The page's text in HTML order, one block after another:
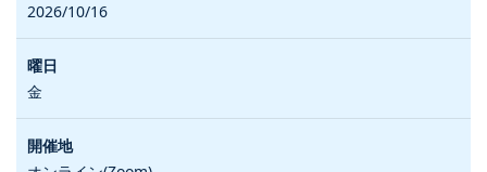
2026/10/16
金